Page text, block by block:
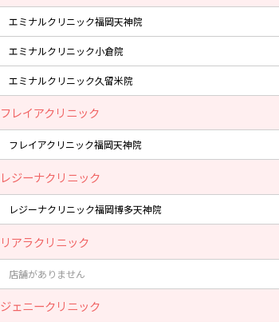
エミナルクリニック福岡天神院
エミナルクリニック小倉院
エミナルクリニック久留米院
フレイアクリニック
フレイアクリニック福岡天神院
レジーナクリニック
レジーナクリニック福岡博多天神院
リアラクリニック
店舗がありません
ジェニークリニック